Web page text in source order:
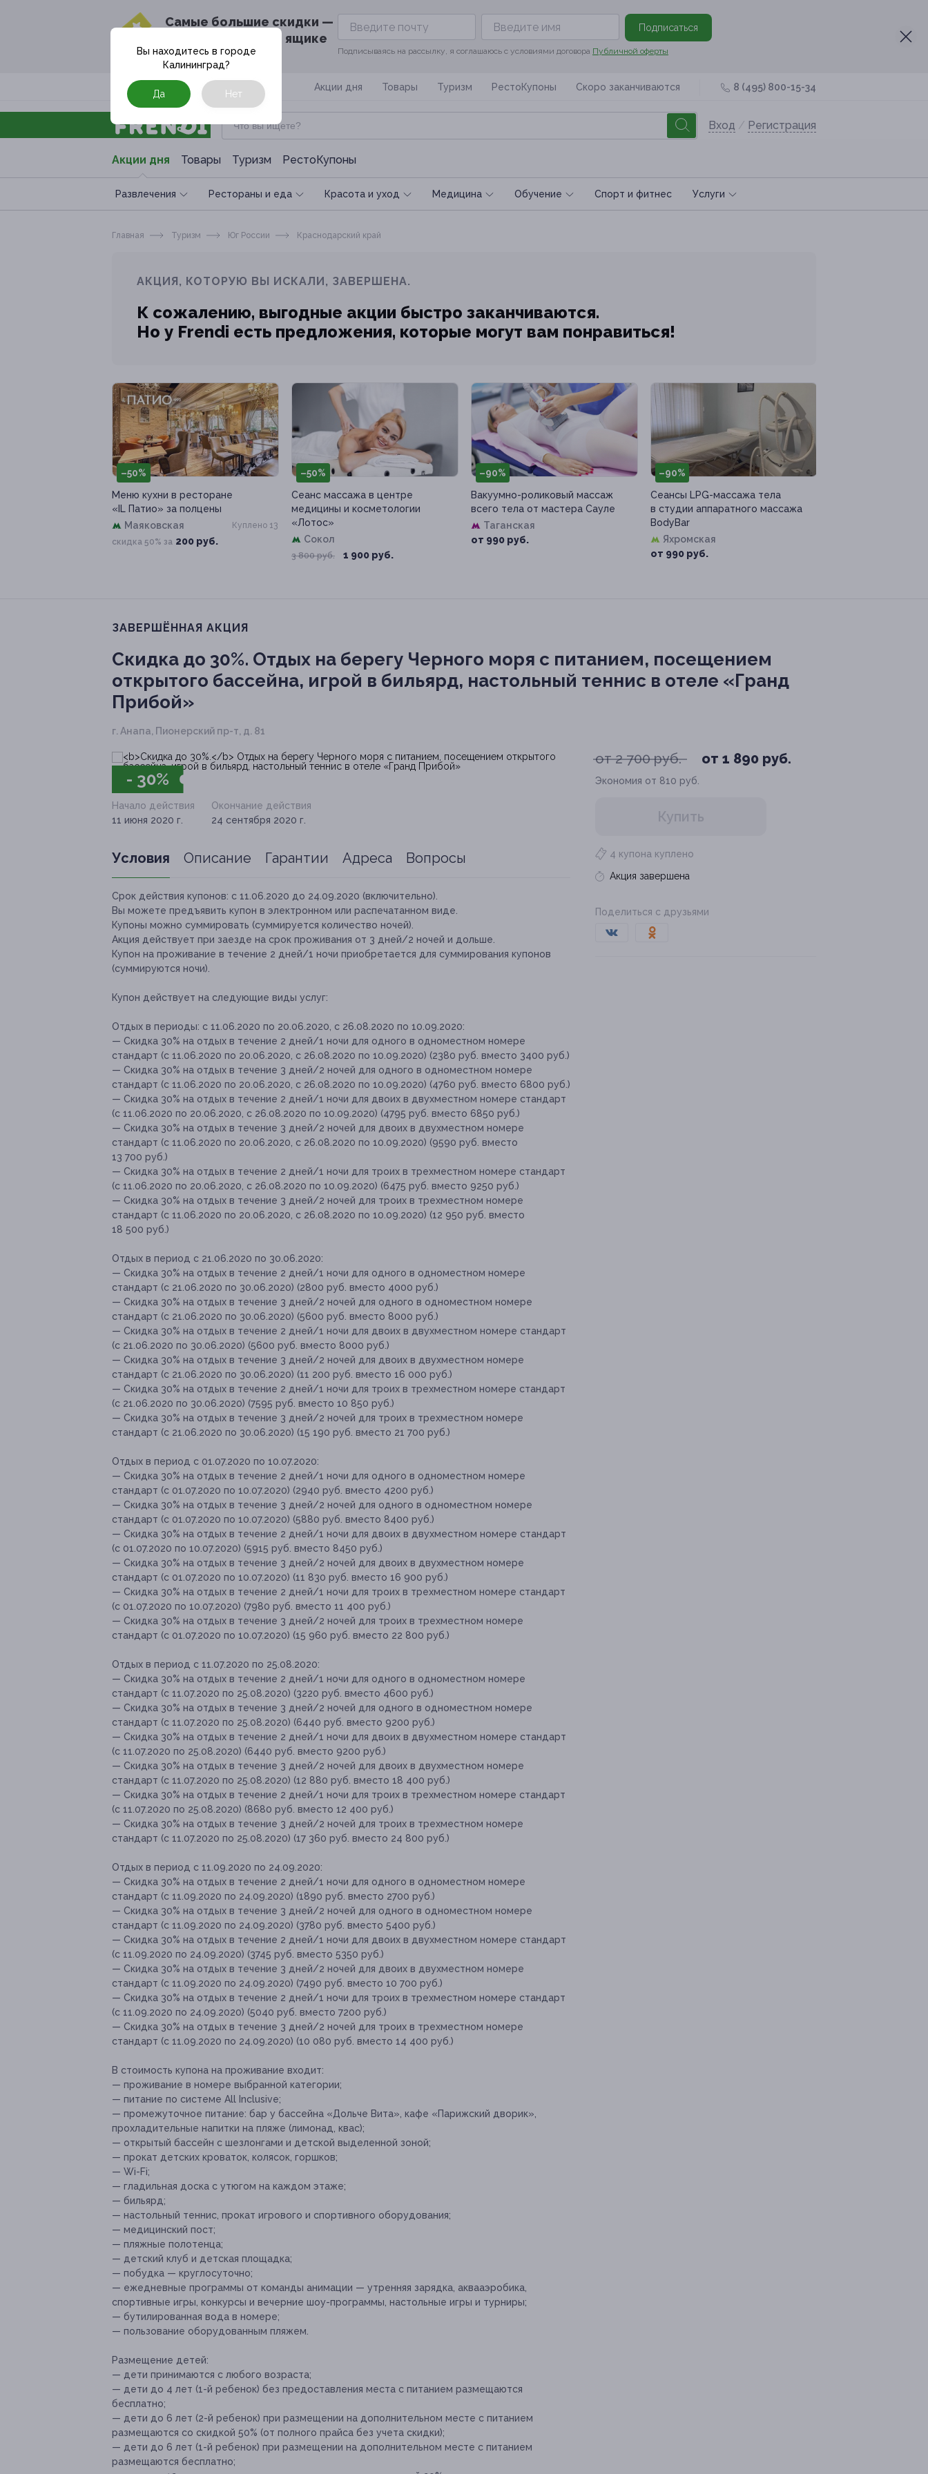
Cамые большие скидки —
в твоём почтовом ящике
Подписаться
Подписываясь на рассылку, я соглашаюсь с условиями договора Публичной оферты
Москва Акции дня Товары Туризм РестоКупоны Скоро заканчиваются 8 (495) 800-15-34
Вход / Регистрация
Акции дня Товары Туризм РестоКупоны
Развлечения Рестораны и еда Красота и уход Медицина Обучение Спoрт и фитнес Услуги
Вы находитесь в городе
Калининград?
Да Нет
Главная Туризм Юг России Краснодарский край
АКЦИЯ, КОТОРУЮ ВЫ ИСКАЛИ, ЗАВЕРШЕНА.
К сожалению, выгодные акции быстро заканчиваются.
Но у Frendi есть предложения, которые могут вам понравиться!
–50%
Меню кухни в ресторане
«IL Патио» за полцены
Маяковская
скидка 50% за 200 руб.
Куплено 13
–50%
Сеанс массажа в центре
медицины и косметологии
«Лотос»
Сокол
3 800 руб. 1 900 руб.
–90%
Вакуумно-роликовый массаж
всего тела от мастера Сауле
Таганская
от 990 руб.
–90%
Сеансы LPG-массажа тела
в студии аппаратного массажа
BodyBar
Яхромская
от 990 руб.
ЗАВЕРШЁННАЯ АКЦИЯ
Скидка до 30%. Отдых на берегу Черного моря с питанием, посещением
открытого бассейна, игрой в бильярд, настольный теннис в отеле «Гранд
Прибой»
г. Анапа, Пионерский пр-т, д. 81
- 30%
от 2 700 руб. от 1 890 руб.
Экономия от 810 руб.
Купить
4 купона куплено
Акция завершена
Поделиться с друзьями
Начало действия
11 июня 2020 г.
Окончание действия
24 сентября 2020 г.
Условия Описание Гарантии Адреса Вопросы
Срок действия купонов: с 11.06.2020 до 24.09.2020 (включительно).
Вы можете предъявить купон в электронном или распечатанном виде.
Купоны можно суммировать (суммируется количество ночей).
Акция действует при заезде на срок проживания от 3 дней/2 ночей и дольше.
Купон на проживание в течение 2 дней/1 ночи приобретается для суммирования купонов
(суммируются ночи).
Купон действует на следующие виды услуг:
Отдых в периоды: с 11.06.2020 по 20.06.2020, с 26.08.2020 по 10.09.2020:
— Скидка 30% на отдых в течение 2 дней/1 ночи для одного в одноместном номере
стандарт (с 11.06.2020 по 20.06.2020, с 26.08.2020 по 10.09.2020) (2380 руб. вместо 3400 руб.)
— Скидка 30% на отдых в течение 3 дней/2 ночей для одного в одноместном номере
стандарт (с 11.06.2020 по 20.06.2020, с 26.08.2020 по 10.09.2020) (4760 руб. вместо 6800 руб.)
— Скидка 30% на отдых в течение 2 дней/1 ночи для двоих в двухместном номере стандарт
(с 11.06.2020 по 20.06.2020, с 26.08.2020 по 10.09.2020) (4795 руб. вместо 6850 руб.)
— Скидка 30% на отдых в течение 3 дней/2 ночей для двоих в двухместном номере
стандарт (с 11.06.2020 по 20.06.2020, с 26.08.2020 по 10.09.2020) (9590 руб. вместо
13 700 руб.)
— Скидка 30% на отдых в течение 2 дней/1 ночи для троих в трехместном номере стандарт
(с 11.06.2020 по 20.06.2020, с 26.08.2020 по 10.09.2020) (6475 руб. вместо 9250 руб.)
— Скидка 30% на отдых в течение 3 дней/2 ночей для троих в трехместном номере
стандарт (с 11.06.2020 по 20.06.2020, с 26.08.2020 по 10.09.2020) (12 950 руб. вместо
18 500 руб.)
Отдых в период с 21.06.2020 по 30.06.2020:
— Скидка 30% на отдых в течение 2 дней/1 ночи для одного в одноместном номере
стандарт (с 21.06.2020 по 30.06.2020) (2800 руб. вместо 4000 руб.)
— Скидка 30% на отдых в течение 3 дней/2 ночей для одного в одноместном номере
стандарт (с 21.06.2020 по 30.06.2020) (5600 руб. вместо 8000 руб.)
— Скидка 30% на отдых в течение 2 дней/1 ночи для двоих в двухместном номере стандарт
(с 21.06.2020 по 30.06.2020) (5600 руб. вместо 8000 руб.)
— Скидка 30% на отдых в течение 3 дней/2 ночей для двоих в двухместном номере
стандарт (с 21.06.2020 по 30.06.2020) (11 200 руб. вместо 16 000 руб.)
— Скидка 30% на отдых в течение 2 дней/1 ночи для троих в трехместном номере стандарт
(с 21.06.2020 по 30.06.2020) (7595 руб. вместо 10 850 руб.)
— Скидка 30% на отдых в течение 3 дней/2 ночей для троих в трехместном номере
стандарт (с 21.06.2020 по 30.06.2020) (15 190 руб. вместо 21 700 руб.)
Отдых в период с 01.07.2020 по 10.07.2020:
— Скидка 30% на отдых в течение 2 дней/1 ночи для одного в одноместном номере
стандарт (с 01.07.2020 по 10.07.2020) (2940 руб. вместо 4200 руб.)
— Скидка 30% на отдых в течение 3 дней/2 ночей для одного в одноместном номере
стандарт (с 01.07.2020 по 10.07.2020) (5880 руб. вместо 8400 руб.)
— Скидка 30% на отдых в течение 2 дней/1 ночи для двоих в двухместном номере стандарт
(с 01.07.2020 по 10.07.2020) (5915 руб. вместо 8450 руб.)
— Скидка 30% на отдых в течение 3 дней/2 ночей для двоих в двухместном номере
стандарт (с 01.07.2020 по 10.07.2020) (11 830 руб. вместо 16 900 руб.)
— Скидка 30% на отдых в течение 2 дней/1 ночи для троих в трехместном номере стандарт
(с 01.07.2020 по 10.07.2020) (7980 руб. вместо 11 400 руб.)
— Скидка 30% на отдых в течение 3 дней/2 ночей для троих в трехместном номере
стандарт (с 01.07.2020 по 10.07.2020) (15 960 руб. вместо 22 800 руб.)
Отдых в период с 11.07.2020 по 25.08.2020:
— Скидка 30% на отдых в течение 2 дней/1 ночи для одного в одноместном номере
стандарт (с 11.07.2020 по 25.08.2020) (3220 руб. вместо 4600 руб.)
— Скидка 30% на отдых в течение 3 дней/2 ночей для одного в одноместном номере
стандарт (с 11.07.2020 по 25.08.2020) (6440 руб. вместо 9200 руб.)
— Скидка 30% на отдых в течение 2 дней/1 ночи для двоих в двухместном номере стандарт
(с 11.07.2020 по 25.08.2020) (6440 руб. вместо 9200 руб.)
— Скидка 30% на отдых в течение 3 дней/2 ночей для двоих в двухместном номере
стандарт (с 11.07.2020 по 25.08.2020) (12 880 руб. вместо 18 400 руб.)
— Скидка 30% на отдых в течение 2 дней/1 ночи для троих в трехместном номере стандарт
(с 11.07.2020 по 25.08.2020) (8680 руб. вместо 12 400 руб.)
— Скидка 30% на отдых в течение 3 дней/2 ночей для троих в трехместном номере
стандарт (с 11.07.2020 по 25.08.2020) (17 360 руб. вместо 24 800 руб.)
Отдых в период с 11.09.2020 по 24.09.2020:
— Скидка 30% на отдых в течение 2 дней/1 ночи для одного в одноместном номере
стандарт (с 11.09.2020 по 24.09.2020) (1890 руб. вместо 2700 руб.)
— Скидка 30% на отдых в течение 3 дней/2 ночей для одного в одноместном номере
стандарт (с 11.09.2020 по 24.09.2020) (3780 руб. вместо 5400 руб.)
— Скидка 30% на отдых в течение 2 дней/1 ночи для двоих в двухместном номере стандарт
(с 11.09.2020 по 24.09.2020) (3745 руб. вместо 5350 руб.)
— Скидка 30% на отдых в течение 3 дней/2 ночей для двоих в двухместном номере
стандарт (с 11.09.2020 по 24.09.2020) (7490 руб. вместо 10 700 руб.)
— Скидка 30% на отдых в течение 2 дней/1 ночи для троих в трехместном номере стандарт
(с 11.09.2020 по 24.09.2020) (5040 руб. вместо 7200 руб.)
— Скидка 30% на отдых в течение 3 дней/2 ночей для троих в трехместном номере
стандарт (с 11.09.2020 по 24.09.2020) (10 080 руб. вместо 14 400 руб.)
В стоимость купона на проживание входит:
— проживание в номере выбранной категории;
— питание по системе All Inclusive;
— промежуточное питание: бар у бассейна «Дольче Вита», кафе «Парижский дворик»,
прохладительные напитки на пляже (лимонад, квас);
— открытый бассейн c шезлонгами и детской выделенной зоной;
— прокат детских кроваток, колясок, горшков;
— Wi-Fi;
— гладильная доска с утюгом на каждом этаже;
— бильярд;
— настольный теннис, прокат игрового и спортивного оборудования;
— медицинский пост;
— пляжные полотенца;
— детский клуб и детская площадка;
— побудка — круглосуточно;
— ежедневные программы от команды анимации — утренняя зарядка, аквааэробика,
спортивные игры, конкурсы и вечерние шоу-программы, настольные игры и турниры;
— бутилированная вода в номере;
— пользование оборудованным пляжем.
Размещение детей:
— дети принимаются с любого возраста;
— дети до 4 лет (1-й ребенок) без предоставления места с питанием размещаются
бесплатно;
— дети до 6 лет (2-й ребенок) при размещении на дополнительном месте с питанием
размещаются со скидкой 50% (от полного прайса без учета скидки);
— дети до 6 лет (1-й ребенок) при размещении на дополнительном месте с питанием
размещаются бесплатно;